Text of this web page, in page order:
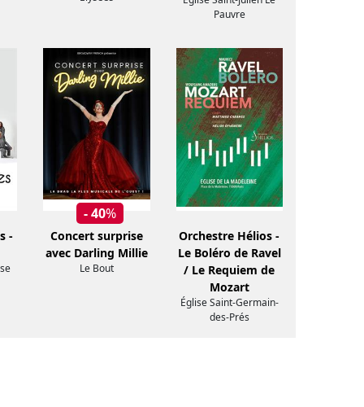
Pauvre
-
- 40%
Concert surprise
avec Darling Millie
Le Bout
Orchestre Hélios -
Le Boléro de Ravel
/ Le Requiem de
Mozart
Église Saint-Germain-
des-Prés